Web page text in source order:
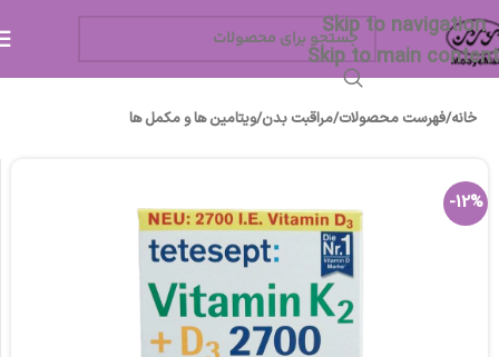
Skip to navigation
Skip to main content
خانه/فهرست محصولات/مراقبت بدن/ویتامین ها و مکمل ها
-12%